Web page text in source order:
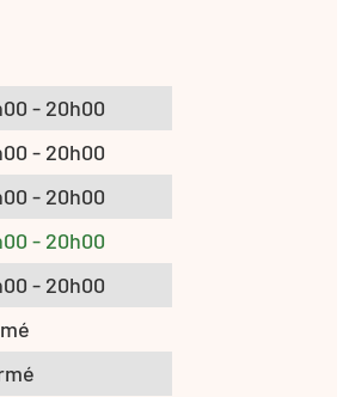
- 20h00
- 20h00
- 20h00
- 20h00
- 20h00